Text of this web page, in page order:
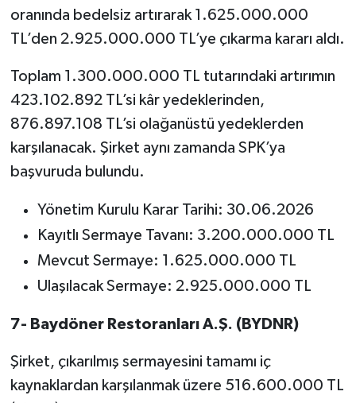
oranında bedelsiz artırarak 1.625.000.000
TL’den 2.925.000.000 TL’ye çıkarma kararı aldı.
Toplam 1.300.000.000 TL tutarındaki artırımın
423.102.892 TL’si kâr yedeklerinden,
876.897.108 TL’si olağanüstü yedeklerden
karşılanacak. Şirket aynı zamanda SPK’ya
başvuruda bulundu.
Yönetim Kurulu Karar Tarihi: 30.06.2026
Kayıtlı Sermaye Tavanı: 3.200.000.000 TL
Mevcut Sermaye: 1.625.000.000 TL
Ulaşılacak Sermaye: 2.925.000.000 TL
7- Baydöner Restoranları A.Ş. (BYDNR)
Şirket, çıkarılmış sermayesini tamamı iç
kaynaklardan karşılanmak üzere 516.600.000 TL